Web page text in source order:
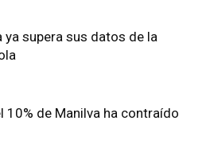
ya supera sus datos de la
10% de Manilva ha contraído